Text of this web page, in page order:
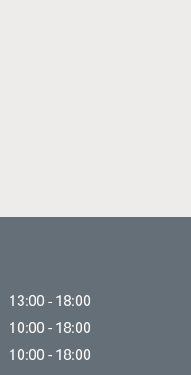
13:00 - 18:00
10:00 - 18:00
10:00 - 18:00